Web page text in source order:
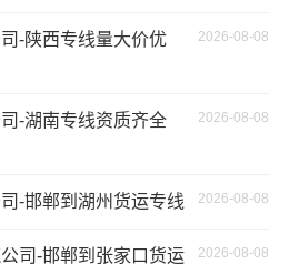
2026-08-08
-陕西专线量大价优
2026-08-08
-湖南专线资质齐全
2026-08-08
-邯郸到湖州货运专线
2026-08-08
司-邯郸到张家口货运